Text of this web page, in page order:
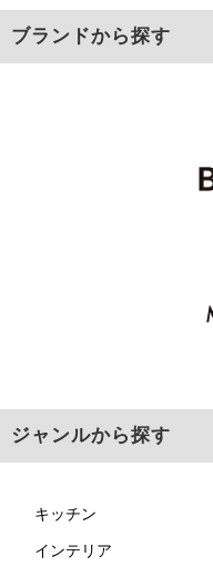
ブランドから探す
ジャンルから探す
キッチン
インテリア